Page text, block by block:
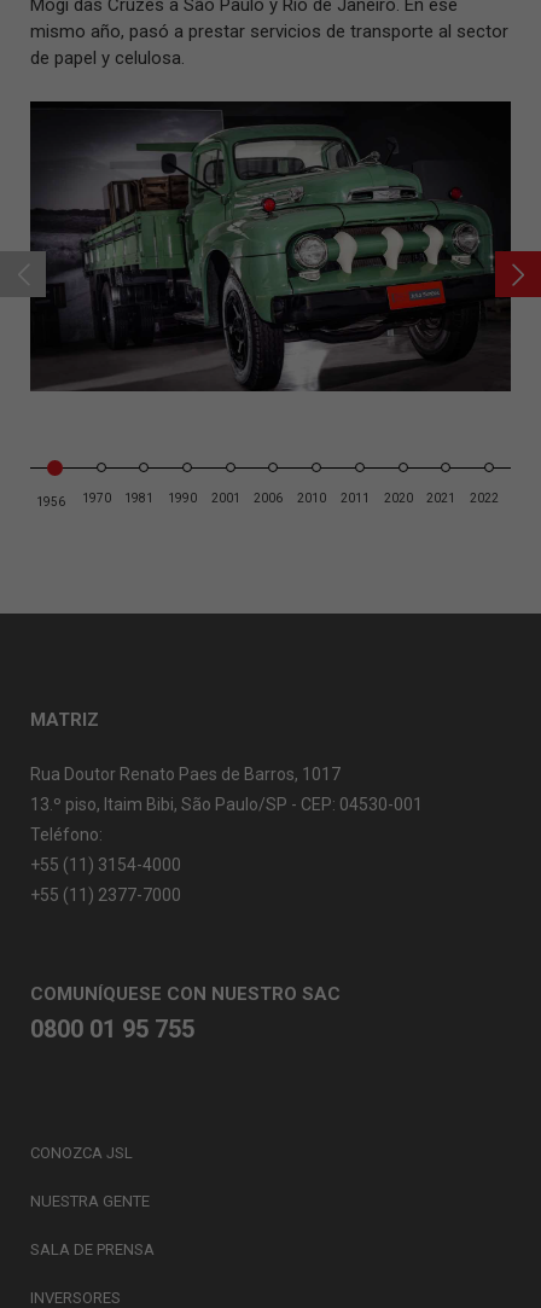
Mogi das Cruzes a São Paulo y Río de Janeiro. En ese
mismo año, pasó a prestar servicios de transporte al sector
de papel y celulosa.
1956 1970 1981 1990 2001 2006 2010 2011 2020 2021 2022
MATRIZ
Rua Doutor Renato Paes de Barros, 1017
13.º piso, Itaim Bibi, São Paulo/SP - CEP: 04530-001
Teléfono:
+55 (11) 3154-4000
+55 (11) 2377-7000
COMUNÍQUESE CON NUESTRO SAC
0800 01 95 755
CONOZCA JSL
NUESTRA GENTE
SALA DE PRENSA
INVERSORES